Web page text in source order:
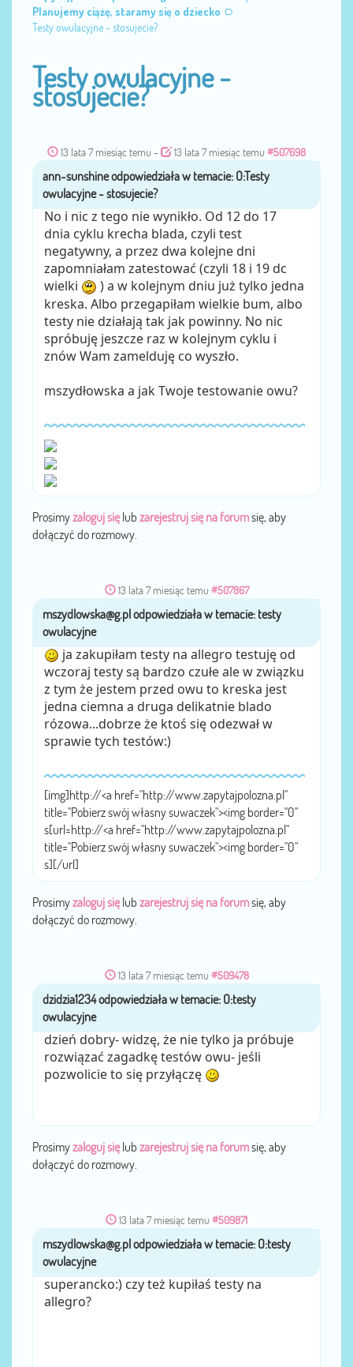
Planujemy ciążę, staramy się o dziecko
Testy owulacyjne - stosujecie?
Testy owulacyjne -
stosujecie?
13 lata 7 miesiąc temu - 13 lata 7 miesiąc temu #507698
przezann-sunshine
No i nic z tego nie wynikło. Od 12 do 17
dnia cyklu krecha blada, czyli test
negatywny, a przez dwa kolejne dni
zapomniałam zatestować (czyli 18 i 19 dc
wielki
) a w kolejnym dniu już tylko jedna
kreska. Albo przegapiłam wielkie bum, albo
testy nie działają tak jak powinny. No nic
spróbuję jeszcze raz w kolejnym cyklu i
znów Wam zamelduję co wyszło.
mszydłowska a jak Twoje testowanie owu?
Prosimyzaloguj sięlub zarejestruj się na forumsię, aby
dołączyć do rozmowy.
13 lata 7 miesiąc temu #507867
przezmszydlowska@g.pl
ja zakupiłam testy na allegro testuję od
wczoraj testy są bardzo czułe ale w związku
z tym że jestem przed owu to kreska jest
jedna ciemna a druga delikatnie blado
rózowa...dobrze że ktoś się odezwał w
sprawie tych testów:)
[img]http://<a href="http://www.zapytajpolozna.pl"
title="Pobierz swój własny suwaczek"><img border="0"
s[url=http://<a href="http://www.zapytajpolozna.pl"
title="Pobierz swój własny suwaczek"><img border="0"
s][/url]
Prosimyzaloguj sięlub zarejestruj się na forumsię, aby
dołączyć do rozmowy.
13 lata 7 miesiąc temu #509478
przezdzidzia1234
dzień dobry- widzę, że nie tylko ja próbuje
rozwiązać zagadkę testów owu- jeśli
pozwolicie to się przyłączę
Prosimyzaloguj sięlub zarejestruj się na forumsię, aby
dołączyć do rozmowy.
13 lata 7 miesiąc temu #509871
przezmszydlowska@g.pl
superancko:) czy też kupiłaś testy na
allegro?